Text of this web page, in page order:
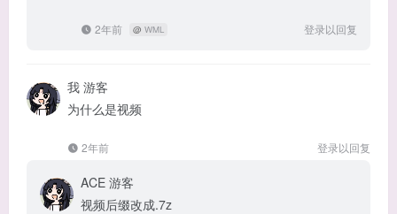
2年前 @ WML 登录以回复
我 游客
为什么是视频
2年前 登录以回复
ACE 游客
视频后缀改成.7z